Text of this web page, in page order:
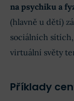
na psychiku a
(hlavně u dětí)
sociálních
virtuální světy
Příklady